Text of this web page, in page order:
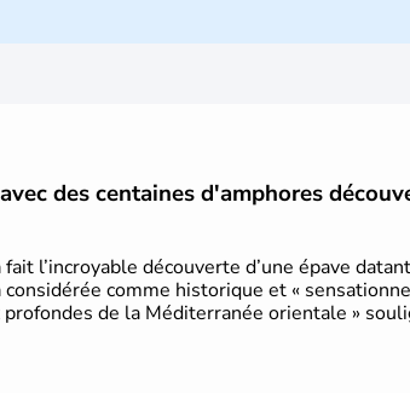
des centaines d'amphores
l’incroyable découverte d’une épave
comme historique et «
de la Méditerranée orientale »